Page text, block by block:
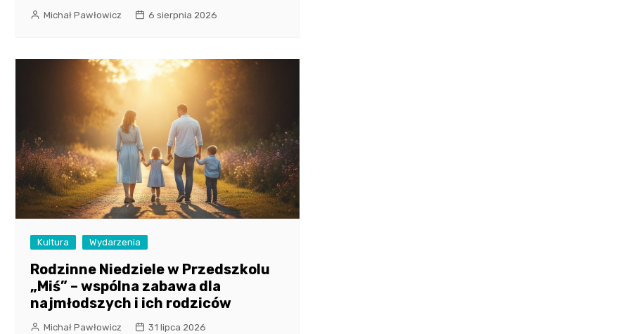
Michał Pawłowicz 6 sierpnia 2026
Kultura Wydarzenia
Rodzinne Niedziele w Przedszkolu
„Miś” – wspólna zabawa dla
najmłodszych i ich rodziców
Michał Pawłowicz 31 lipca 2026